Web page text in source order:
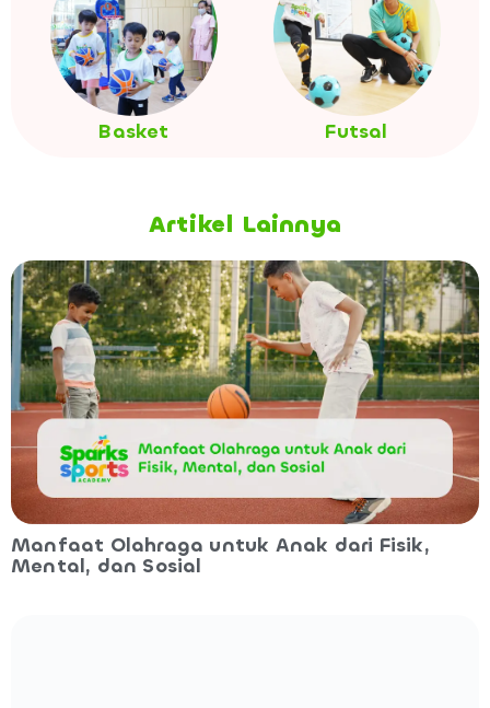
Basket Futsal
Artikel Lainnya
Manfaat Olahraga untuk Anak dari Fisik,
Mental, dan Sosial